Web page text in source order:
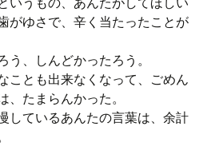
がゆさで、辛く当たったことが
う、しんどかったろう。
ことも出来なくなって、ごめん
、たまらんかった。
しているあんたの言葉は、余計